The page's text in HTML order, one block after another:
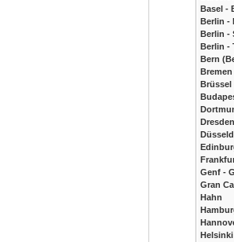
Basel -
Berlin -
Berlin -
Berlin -
Bern
Bremen
Brüssel
Dresden
Genf -
Gran
Hahn
Helsinki